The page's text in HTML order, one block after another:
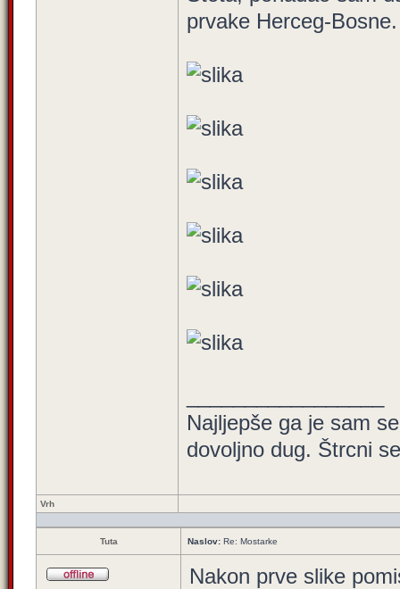
prvake Herceg-
Najljepše ga je sam
dovoljno dug. Štrcni
Vrh
Tuta Naslov: Re: Mostarke
Nakon prve slike